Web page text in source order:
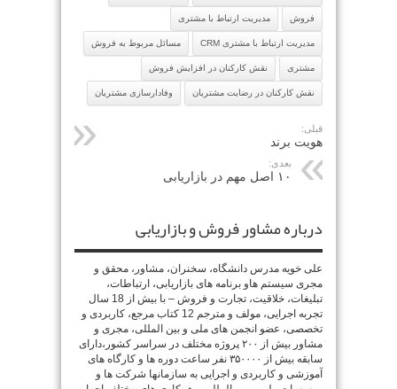
فروش مدیریت ارتباط با مشتری
مدیریت ارتباط با مشتری CRM مسائل مربوط به فروش
مشتری نقش کارکنان در افزایش فروش
نقش کارکنان در رضایت مشتریان وفادارسازی مشتریان
قبلی:
هویت برند
بعدی:
۱۰ اصل مهم در بازاریابی
درباره مشاور فروش و بازاریابی
علی خویه مدرس دانشگاه، سخنران، مشاور، محقق و
مجری سیستم هاو برنامه های بازاریابی، ارتباطات،
تبلیغات، خلاقیت، تجارت و فروش – با بیش از 18 سال
تجربه اجرایی، مولف و مترجم 12 کتاب مرجع، کاربردی و
تخصصی، عضو انجمن های ملی و بین المللی، مجری و
مشاور بیش از ۲۰۰ پروژه مختلف در سراسر کشور،دارای
سابقه بیش از ۳۵۰۰۰۰ نفر ساعت دوره ها و کارگاه های
آموزشی و کاربردی و اجرایی به سازمانها شرکت ها و